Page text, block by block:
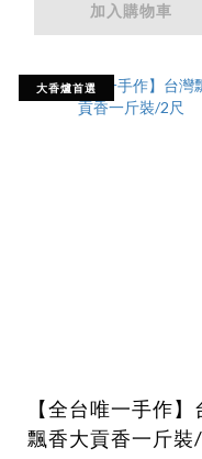
加入購物車
大香爐首選
【全台唯一手作】
飄香大貢香一斤裝